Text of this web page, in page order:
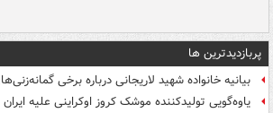
پربازدیدترین ها
بیانیه خانواده شهید لاریجانی درباره برخی
یاوه‌گویی تولیدکننده موشک کروز اوکراینی علیه ایران